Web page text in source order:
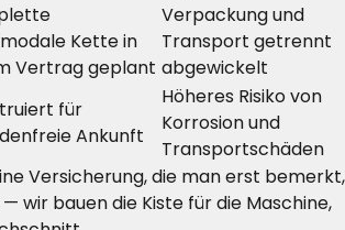
Kette in
Vertrag geplant
Verpackung und
Transport getrennt
abgewickelt
für
Ankunft
Höheres Risiko von
Korrosion und
Transportschäden
Versicherung, die man erst bemerkt,
wir bauen die Kiste für die Maschine,